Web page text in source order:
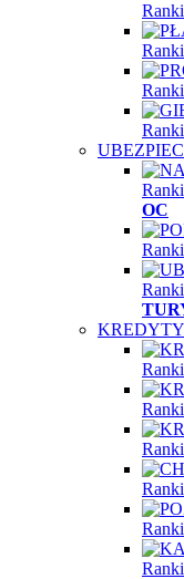
OC
KREDYTY